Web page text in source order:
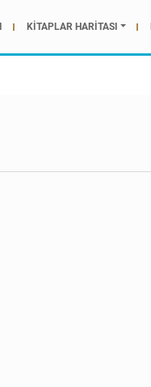
KİTAPLAR HARİTASI